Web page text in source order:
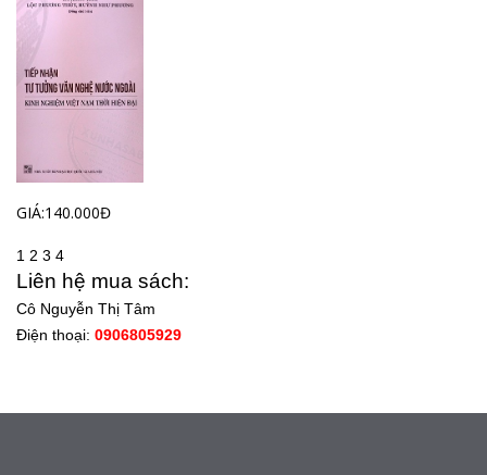
GIÁ:140.000Đ
1 2 3 4
Liên hệ mua sách:
Cô Nguyễn Thị Tâm
Điện thoại: 0906805929